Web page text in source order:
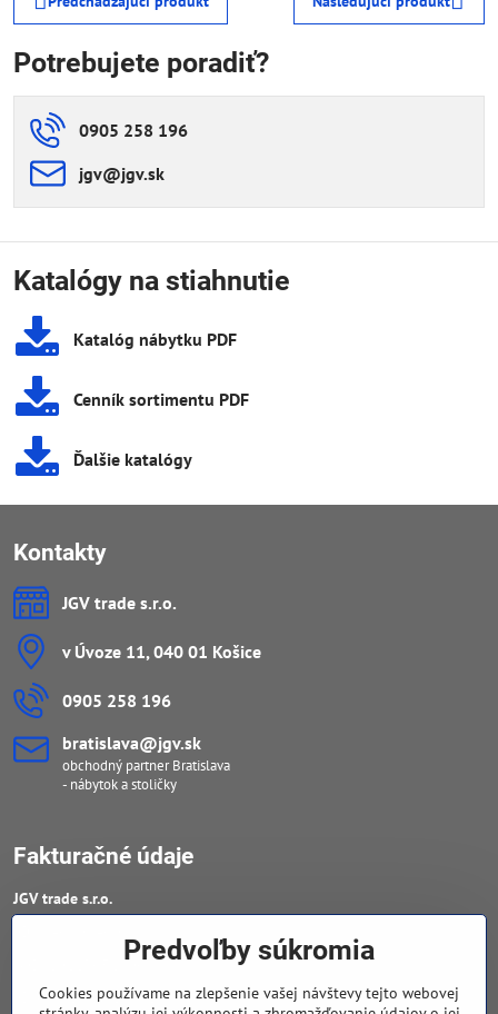
Potrebujete poradiť?
0905 258 196
jgv​@jgv​.sk
Katalógy na stiahnutie
Katalóg nábytku PDF
Cenník sortimentu PDF
Ďalšie katalógy
Kontakty
JGV trade s​.r​.o​.
v Úvoze 11, 040 01 Košice
0905 258 196
bratislava​@jgv​.sk
obchodný partner Bratislava
- nábytok a stoličky
Fakturačné údaje
JGV trade s​.r​.o​.
DIČ : 20223652906
IČ DPH : SK 2023652906
Predvoľby súkromia
Cookies používame na zlepšenie vašej návštevy tejto webovej